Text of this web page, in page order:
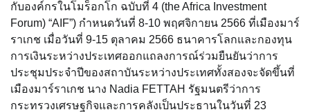
กับองค์กรในโมร็อกโก ฉบับที่ 4 (the Africa Investment
Forum) “AIF”) กำหนดวันที่ 8-10 พฤศจิกายน 2566 ที่เมืองมาร์
ราเกช เมื่อวันที่ 9-15 ตุลาคม 2566 ธนาคารโลกและกองทุน
การเงินระหว่างประเทศออกแถลงการณ์ร่วมยืนยันว่าการ
ประชุมประจำปีของสถาบันระหว่างประเทศทั้งสองจะจัดขึ้นที่
เมืองมาร์ราเกช นาง Nadia FETTAH รัฐมนตรีว่าการ
กระทรวงเศรษฐกิจและการคลังเป็นประธานในวันที่ 23